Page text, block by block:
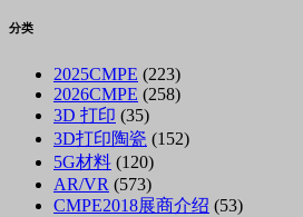
分类
2025CMPE (223)
2026CMPE (258)
3D 打印 (35)
3D打印陶瓷 (152)
5G材料 (120)
AR/VR (573)
CMPE2018展商介绍 (53)